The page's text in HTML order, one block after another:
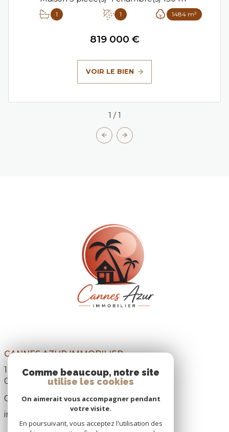
1 1 1484 m²
819 000 €
VOIR LE BIEN
1 / 1
CANNES AZUR IMMOBILIER
12, Boulevard Paul Doumer,
06110
Le Cannet
04 93 69 22 31
info@cannes-azur-immobilier.com
Comme beaucoup, notre site
utilise les cookies
On aimerait vous accompagner pendant
votre visite.
En poursuivant, vous acceptez l'utilisation des